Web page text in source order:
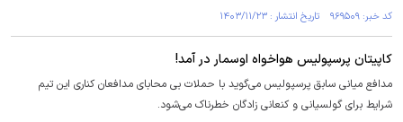
کد خبر: ۹۶۹۵۰۹ تاریخ انتشار : ۱۴۰۳/۱۱/۲۳
کاپیتان پرسپولیس هواخواه اوسمار در آمد!
مدافع میانی سابق پرسپولیس می‌گوید با حملات بی محابای مدافعان کناری این تیم
شرایط برای گولسیانی و کنعانی زادگان خطرناک می‌شود.